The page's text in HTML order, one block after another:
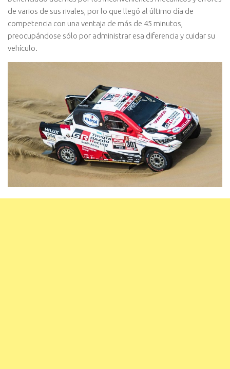
de varios de sus rivales, por lo que llegó al último día de
competencia con una ventaja de más de 45 minutos,
preocupándose sólo por administrar esa diferencia y cuidar su
vehículo.